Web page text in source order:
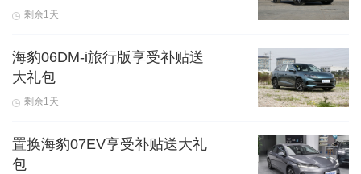
剩余1天
海豹06DM-i旅行版享受补贴送
大礼包
剩余1天
置换海豹07EV享受补贴送大礼
包